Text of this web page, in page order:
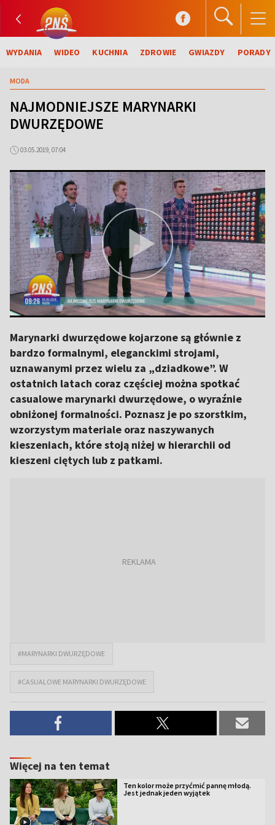
WYDANIA WIDEO KUCHNIA ZDROWIE GWIAZDY PORADY
MODA
NAJMODNIEJSZE MARYNARKI
DWURZĘDOWE
03.05.2019, 07:04
Marynarki dwurzędowe kojarzone są głównie z
bardzo formalnymi, eleganckimi strojami,
uznawanymi przez wielu za „dziadkowe”. W
ostatnich latach coraz częściej można spotkać
casualowe marynarki dwurzędowe, o wyraźnie
obniżonej formalności. Poznasz je po szorstkim,
wzorzystym materiale oraz naszywanych
kieszeniach, które stoją niżej w hierarchii od
kieszeni ciętych lub z patkami.
#MARYNARKI DWURZĘDOWE
#CASUALOWE MARYNARKI DWURZĘDOWE
Więcej na ten temat
Ten kolor może przyćmić pannę młodą.
Jest jednak jeden wyjątek